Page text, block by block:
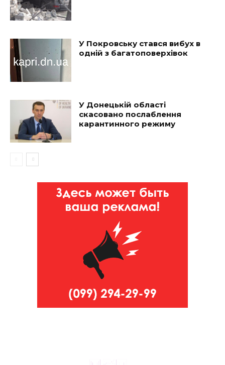
У Покровську стався вибух в
одній з багатоповерхівок
У Донецькій області
скасовано послаблення
карантинного режиму